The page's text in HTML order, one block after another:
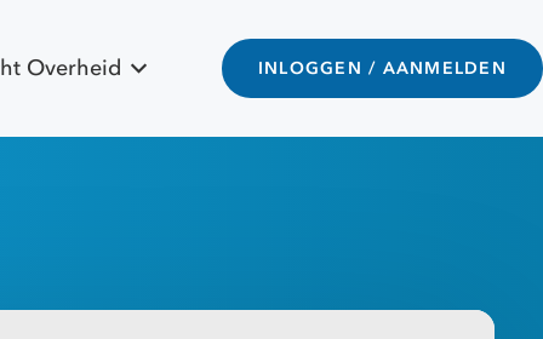
Overheid INLOGGEN / AANMELDEN